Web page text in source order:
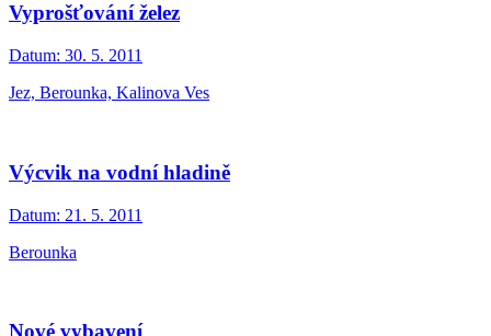
Vyprošťování želez
Datum: 30. 5. 2011
Jez, Berounka, Kalinova Ves
Výcvik na vodní hladině
Datum: 21. 5. 2011
Berounka
Nové vybavení